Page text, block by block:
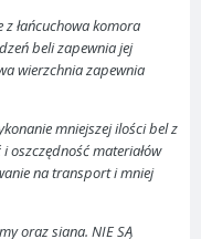
z łańcuchowa komora
beli zapewnia jej
wierzchnia zapewnia
mniejszej ilości bel z
oszczędność materiałów
na transport i mniej
oraz siana. NIE SĄ